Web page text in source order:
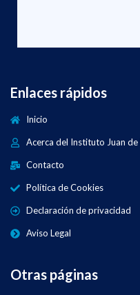
Enlaces rápidos
Inicio
Acerca del Instituto Juan de
Contacto
Política de Cookies
Declaración de privacidad
Aviso Legal
Otras páginas